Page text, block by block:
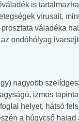
is
vírusait,
váladéka
ondóhólyag
nagyobb
izmos
helyet, hátsó
a húgycső halad